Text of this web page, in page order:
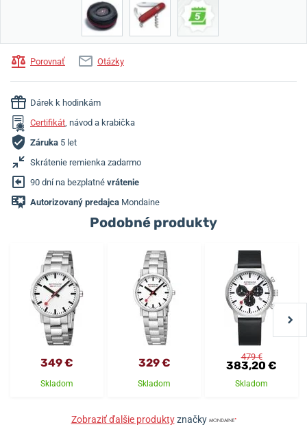
Porovnať Otázky
Dárek k hodinkám
Certifikát, návod a krabička
Záruka 5 let
Skrátenie remienka zadarmo
90 dní na bezplatné vrátenie
Autorizovaný predajca Mondaine
Podobné produkty
349 €
Skladom
329 €
Skladom
479 €
383,20 €
Skladom
Zobraziť ďalšie produktyznačky